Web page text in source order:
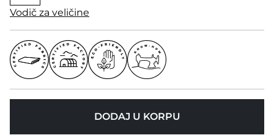
Vodič za veličine
DODAJ U KORPU